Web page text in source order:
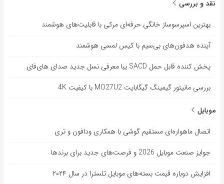
نقد و بررسی
بهترین اسپرسوساز خانگی حرفه‌ای مرکی با قابلیت‌های هوشمند
آینده هدفون‌های بی‌سیم با کیس لمسی هوشمند
پخش کننده قابل حمل SACD یبا معرفی نسل جدید صدای های‌فای
بررسی مانیتور گیمینگ گیگابایت MO27U2 با کیفیت 4K
موبایل
اتصال ماهواره‌ای مستقیم گوشی‌ با همکاری ودافون و تری
جوایز صنعت موبایل 2026 و فرصت‌های جدید برای برندها
افزایش دوباره قیمت بسته‌های موبایل تلسترا در سال ۲۰۲۴